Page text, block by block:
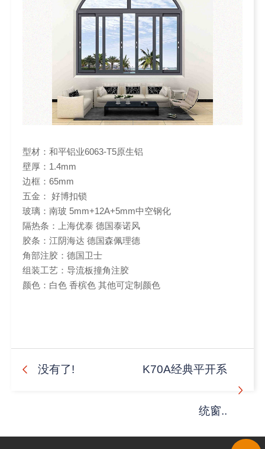
型材：和平铝业6063-T5原生铝
壁厚：1.4mm
边框：65mm
五金： 好博扣锁
玻璃：南玻 5mm+12A+5mm中空钢化
隔热条：上海优泰 德国泰诺风
胶条：江阴海达 德国森佩理德
角部注胶：德国卫士
组装工艺：导流板撞角注胶
颜色：白色 香槟色 其他可定制颜色
没有了! K70A经典平开系
统窗..